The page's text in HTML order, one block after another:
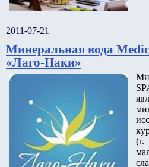
2011-07-21
Минеральная вода
«Лаго-Наки»
(г.